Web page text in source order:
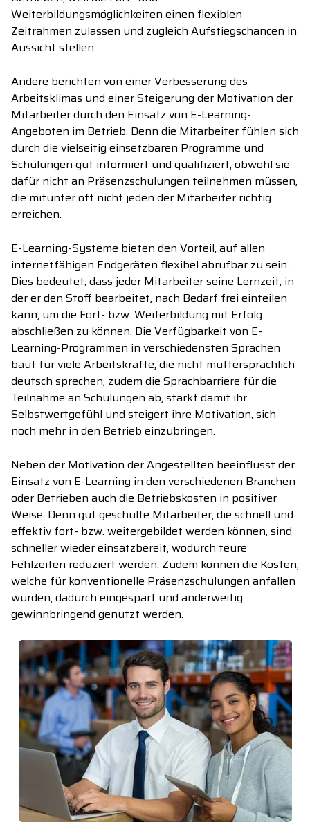
Weiterbildungsmöglichkeiten einen flexiblen
Zeitrahmen zulassen und zugleich Aufstiegschancen in
Aussicht stellen.
Andere berichten von einer Verbesserung des
Arbeitsklimas und einer Steigerung der Motivation der
Mitarbeiter durch den Einsatz von E-Learning-
Angeboten im Betrieb. Denn die Mitarbeiter fühlen sich
durch die vielseitig einsetzbaren Programme und
Schulungen gut informiert und qualifiziert, obwohl sie
dafür nicht an Präsenzschulungen teilnehmen müssen,
die mitunter oft nicht jeden der Mitarbeiter richtig
erreichen.
E-Learning-Systeme bieten den Vorteil, auf allen
internetfähigen Endgeräten flexibel abrufbar zu sein.
Dies bedeutet, dass jeder Mitarbeiter seine Lernzeit, in
der er den Stoff bearbeitet, nach Bedarf frei einteilen
kann, um die Fort- bzw. Weiterbildung mit Erfolg
abschließen zu können. Die Verfügbarkeit von E-
Learning-Programmen in verschiedensten Sprachen
baut für viele Arbeitskräfte, die nicht muttersprachlich
deutsch sprechen, zudem die Sprachbarriere für die
Teilnahme an Schulungen ab, stärkt damit ihr
Selbstwertgefühl und steigert ihre Motivation, sich
noch mehr in den Betrieb einzubringen.
Neben der Motivation der Angestellten beeinflusst der
Einsatz von E-Learning in den verschiedenen Branchen
oder Betrieben auch die Betriebskosten in positiver
Weise. Denn gut geschulte Mitarbeiter, die schnell und
effektiv fort- bzw. weitergebildet werden können, sind
schneller wieder einsatzbereit, wodurch teure
Fehlzeiten reduziert werden. Zudem können die Kosten,
welche für konventionelle Präsenzschulungen anfallen
würden, dadurch eingespart und anderweitig
gewinnbringend genutzt werden.